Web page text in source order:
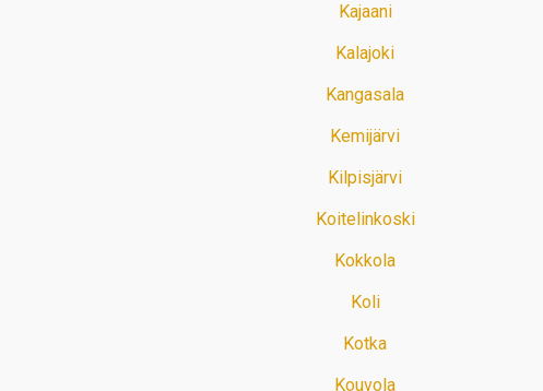
Kajaani
Kalajoki
Kangasala
Kemijärvi
Kilpisjärvi
Koitelinkoski
Kokkola
Koli
Kotka
Kouvola